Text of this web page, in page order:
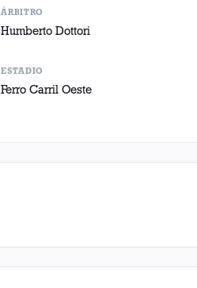
ÁRBITRO
Humberto Dottori
ESTADIO
Ferro Carril Oeste